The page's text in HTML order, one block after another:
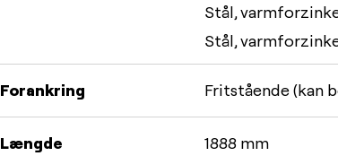
Stål,
Stål,
Forankring Fritstående (kan
Længde 1888 mm